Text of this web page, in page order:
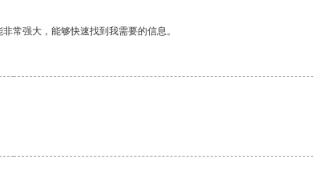
常强大，能够快速找到我需要的信息。